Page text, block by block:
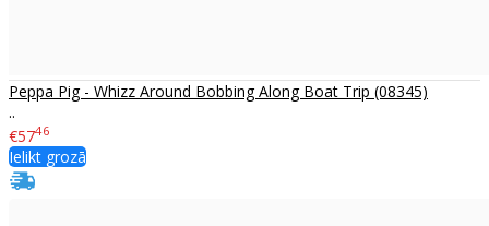
Peppa Pig - Whizz Around Bobbing Along Boat Trip (08345)
..
€5746
Ielikt grozā